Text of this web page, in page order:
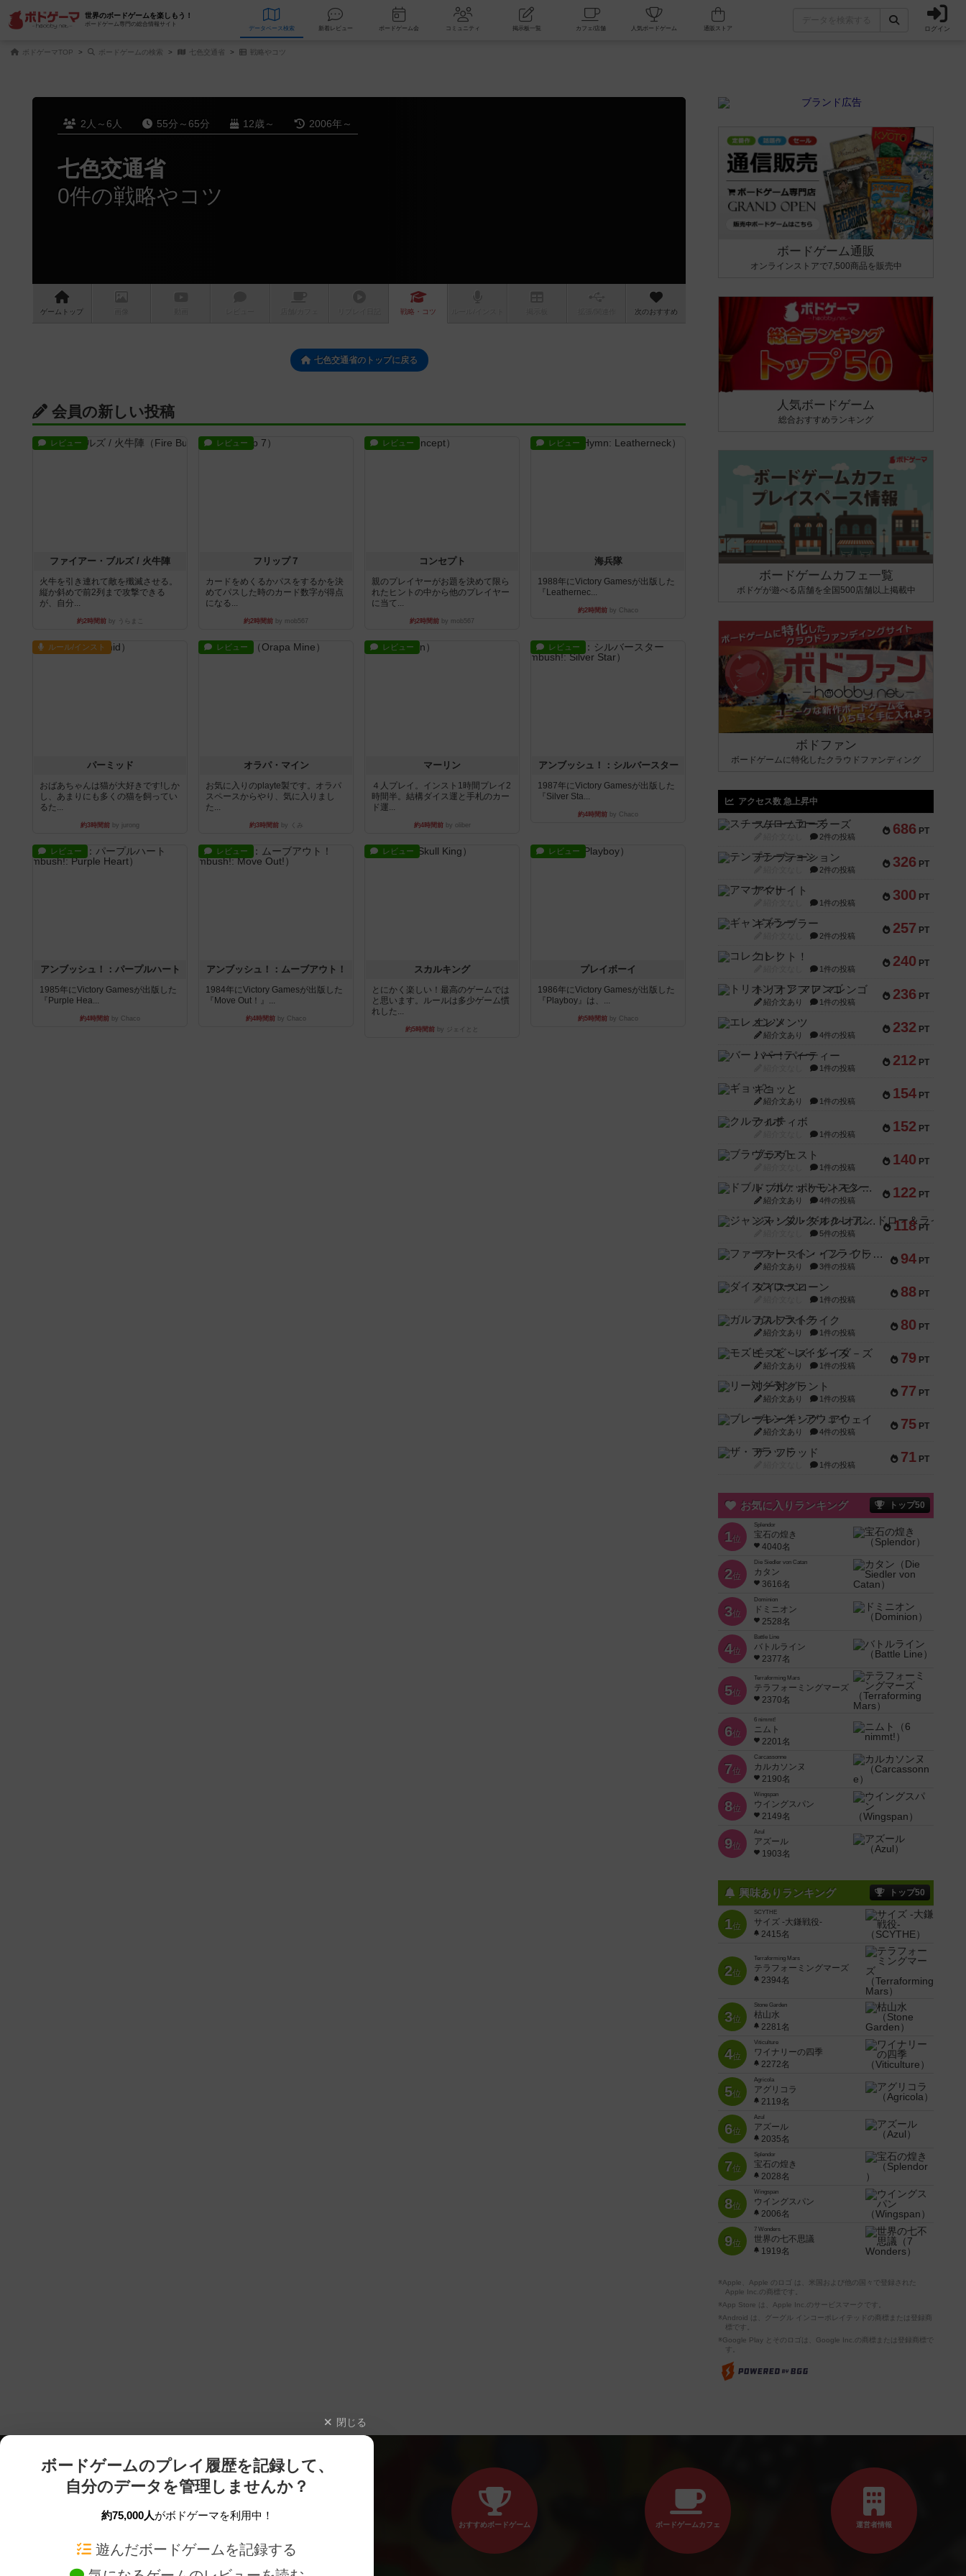
世界のボードゲームを楽しもう！
ボードゲーム専門の総合情報サイト
データベース 検索 新着レビュー ボードゲーム会 コミュニティ 掲示板一覧 カフェ/店舗 人気ボードゲーム ログイン
ボドゲーマTOP ボードゲームの検索 七色交通省 戦略やコツ
2人～6人 55分～65分 12歳～ 2006年～
七色交通省
0件の戦略やコツ
ゲーム トップ 戦略 ・コツ 次のおすすめ
七色交通省のトップに戻る
会員の新しい投稿
レビュー
ファイアー・ブルズ / 火牛陣
火牛を引き連れて敵を殲滅させる。
縦か斜めで前2列まで攻撃できる
が、自分...
約2時間前by うらまこ
レビュー
フリップ７
カードをめくるかパスをするかを決
めてパスした時のカード数字が得点
になる...
約2時間前 by mob567
レビュー
コンセプト
親のプレイヤーがお題を決めて限ら
れたヒントの中から他のプレイヤー
に当て...
約2時間前 by mob567
レビュー
海兵隊
1988年にVictory Gamesが出版した
『Leathernec...
約2時間前 by Chaco
ルール/インスト
パーミッド
おばあちゃんは猫が大好きです!しか
し、あまりにも多くの猫を飼ってい
るた...
約3時間前 by jurong
レビュー
オラパ・マイン
お気に入りのplayte製です。オラパ
スペースからやり、気に入りまし
た...
約3時間前by くみ
レビュー
マーリン
４人プレイ。インスト1時間プレイ2
時間半。結構ダイス運と手札のカー
ド運...
約4時間前by oliber
レビュー
アンブッシュ！：シルバースター
1987年にVictory Gamesが出版した
『Silver Sta...
約4時間前 by Chaco
レビュー
アンブッシュ！：パープルハート
1985年にVictory Gamesが出版した
『Purple Hea...
約4時間前 by Chaco
レビュー
アンブッシュ！：ムーブアウト！
1984年にVictory Gamesが出版した
『Move Out！』...
約4時間前 by Chaco
レビュー
スカルキング
とにかく楽しい！最高のゲームでは
と思います。ルールは多少ゲーム慣
れした...
約5時間前 by ジェイとと
レビュー
プレイボーイ
1986年にVictory Gamesが出版した
『Playboy』は、...
約5時間前 by Chaco
ボードゲーム通販
オンラインストアで7,500商品を販売中
人気ボードゲーム
総合おすすめランキング
ボードゲームカフェ一覧
ボドゲが遊べる店舗を全国500店舗以上掲載中
ボドファン
ボードゲームに特化したクラウドファンディング
アクセス数 急上昇中
686 PT
スチームローラーズ
2件の投稿
326 PT
テンプテーション
2件の投稿
300 PT
アマナイト
1件の投稿
257 PT
ギャンブラー
2件の投稿
240 PT
コレクト！
1件の投稿
236 PT
トリオンフ ア マレンゴ
紹介文あり 1件の投稿
232 PT
エレメンツ
紹介文あり 4件の投稿
212 PT
バー！パーティー
1件の投稿
154 PT
ギョッと
紹介文あり 1件の投稿
152 PT
クルティボ
1件の投稿
140 PT
ブラヴェスト
1件の投稿
122 PT
ドブル：ポケットモンスター
紹介文あり 4件の投稿
118 PT
ジャンヌ・ダルク-オルレアン ドロー＆ライト
5件の投稿
94 PT
ファースト・イン・フライト
紹介文あり 3件の投稿
88 PT
ダイススローン
1件の投稿
80 PT
ガルフストライク
紹介文あり 1件の投稿
79 PT
モズビ－ズ・レイダ－ズ
紹介文あり 1件の投稿
77 PT
リー対グラント
紹介文あり 1件の投稿
75 PT
ブレーキング・アウェイ
紹介文あり 4件の投稿
71 PT
ザ・フラッド
1件の投稿
お気に入りランキング トップ50
1位
Splendor
宝石の煌き
4040名
2位
Die Siedler von Catan
カタン
3616名
3位
Dominion
ドミニオン
2528名
4位
Battle Line
バトルライン
2377名
5位
Terraforming Mars
テラフォーミングマーズ
2370名
6位
6 nimmt!
ニムト
2201名
7位
Carcassonne
カルカソンヌ
2190名
8位
Wingspan
ウイングスパン
2149名
9位
Azul
アズール
1903名
興味ありランキング トップ50
1位
SCYTHE
サイズ -大鎌戦役-
2415名
2位
Terraforming Mars
テラフォーミングマーズ
2394名
3位
Stone Garden
枯山水
2281名
4位
Viticulture
ワイナリーの四季
2272名
5位
Agricola
アグリコラ
2119名
6位
Azul
アズール
2035名
7位
Splendor
宝石の煌き
2028名
8位
Wingspan
ウイングスパン
2006名
9位
7 Wonders
世界の七不思議
1919名
※Apple、Apple のロゴ は、米国および他の国々で登録された
Apple Inc.の商標です。
※App Store は、Apple Inc.のサービスマークです。
※Android は、グーグル インコーポレイテッドの商標または登録商
標です。
※Google Play とそのロゴは、Google Inc.の商標または登録商標で
す。
閉じる
ボードゲームのプレイ履歴を記録して、
自分のデータを管理しませんか？
約75,000人がボドゲーマを利用中！
遊んだボードゲームを記録する
おすすめボードゲーム ボードゲームカフェ 運営者情報